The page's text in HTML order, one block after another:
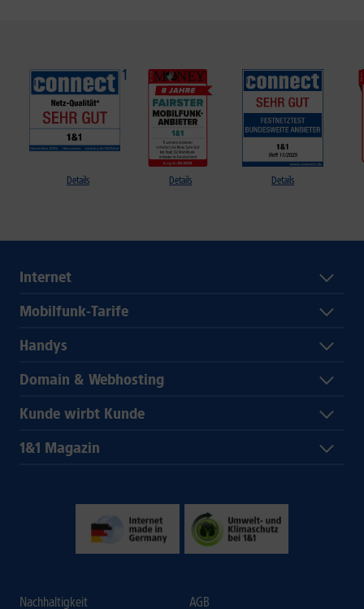
Details Details Details
Internet
Mobilfunk-Tarife
Handys
Domain & Webhosting
Kunde wirbt Kunde
1&1 Magazin
Nachhaltigkeit
AGB